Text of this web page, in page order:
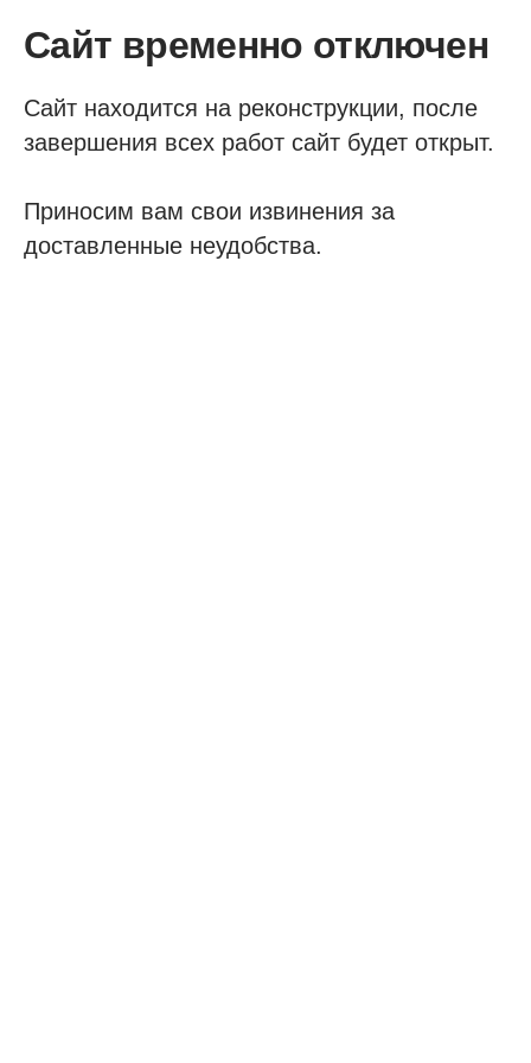
Сайт временно отключен
Сайт находится на реконструкции, после
завершения всех работ сайт будет открыт.
Приносим вам свои извинения за
доставленные неудобства.